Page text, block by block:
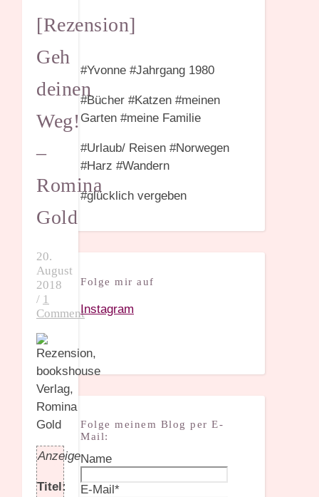
[Rezension]
Geh
deinen
Weg!
–
Romina
Gold
20.
August
2018
/ 1
Comment
Anzeige
Titel:
#Yvonne #Jahrgang 1980
#Bücher #Katzen #meinen
Garten #meine Familie
#Urlaub/ Reisen #Norwegen
#Harz #Wandern
#glücklich vergeben
Folge mir auf
Instagram
Folge meinem Blog per E-
Mail:
Name
E-Mail*